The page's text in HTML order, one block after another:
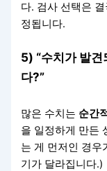
다. 검사 선택은 결
정됩니다.
5) “수치가 발
다?”
많은 수치는 순간
을 일정하게 만든
는 게 먼저인 경우
기가 달라집니다.)